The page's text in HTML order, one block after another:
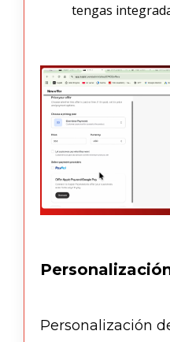
tengas
Personalización